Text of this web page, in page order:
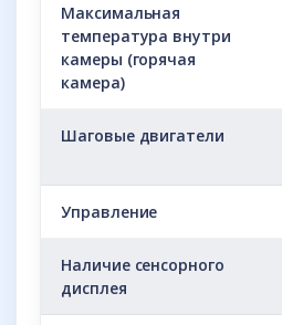
Максимальная
температура внутри
камеры (горячая
камера)
Шаговые двигатели
Управление
Наличие сенсорного
дисплея